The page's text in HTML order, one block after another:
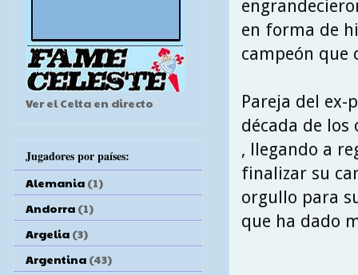
en forma de
campeón que
Pareja del
década de los
, llegando a
finalizar su
orgullo para
que ha dado
Ver el Celta en directo
Jugadores por países:
Alemania (1)
Andorra (1)
Argelia (3)
Argentina (43)